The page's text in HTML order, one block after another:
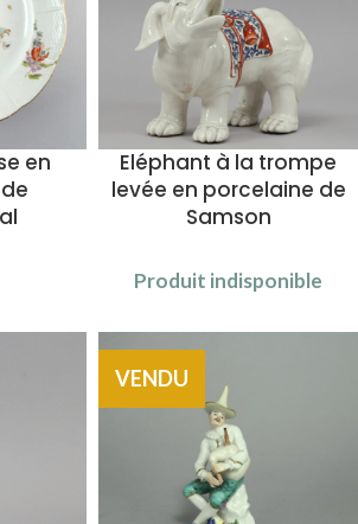
en
Eléphant à la trompe
levée en porcelaine de
Samson
Produit indisponible
VENDU